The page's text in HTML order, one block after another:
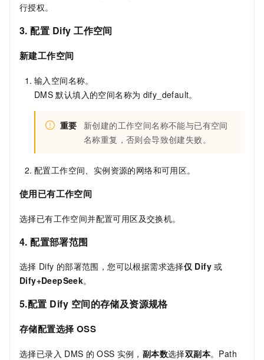
行授权。
3. 配置 Dify 工作空间
新建工作空间
输入空间名称。
DMS 默认填入的空间名称为 dify_default。
重要
新创建的工作空间名称不能与已有空间
名称重复，否则会导致创建失败。
配置工作空间、实例资源的网络和可用区。
使用已有工作空间
选择已有工作空间并配置可用区及交换机。
4. 配置部署范围
选择 Dify 的部署范围，您可以根据需求选择仅 Dify 或
Dify+DeepSeek。
5.配置 Dify 空间的存储及资源规格
存储配置选择 OSS
选择已录入 DMS 的 OSS 实例， 副本数选择双副本。Path